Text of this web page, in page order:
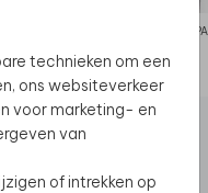
technieken om een
ons websiteverkeer
voor marketing- en
van
of intrekken op